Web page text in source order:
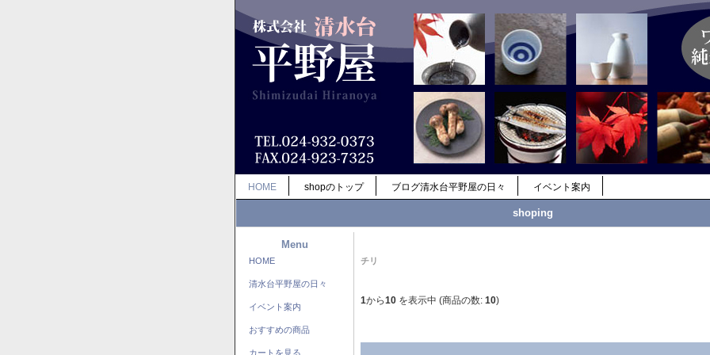
HOME shopのトップ ブログ清水台平野屋の日々 イベント案内
shoping
Menu
HOME
清水台平野屋の日々
イベント案内
おすすめの商品
カートを見る
チリ
1から10 を表示中 (商品の数: 10)